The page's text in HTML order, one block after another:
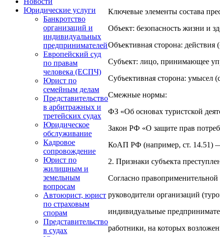
Юридические услуги
Банкротство
организаций и
индивидуальных
предпринимателей
Европейский суд
по правам
человека (ЕСПЧ)
Юрист по
семейным делам
Представительство
в арбитражных и
третейских судах
Юридическое
обслуживание
Кадровое
сопровождение
Юрист по
жилищным и
земельным
вопросам
Автоюрист, юрист
по страховым
спорам
Представительство
в судах
Ключевые элементы состава
Объект: безопасность жизни и
Объективная сторона: действия
Субъект: лицо, принимающее
Субъективная сторона: умысел
Смежные нормы:
ФЗ «Об основах туристской
Закон РФ «О защите прав
КоАП РФ (например, ст. 14.51) —
2. Признаки субъекта
Согласно
руководители организаций
индивидуальные
работники, на которых